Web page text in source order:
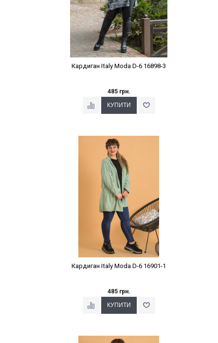
Кардиган Italy Moda D-6 16898-3
485 грн.
Наклейки Варіант з %
Кардиган Italy Moda D-6 16901-1
485 грн.
Наклейки Варіант з %